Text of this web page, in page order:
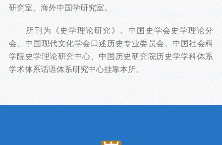
研究室、海外中国学研究室。
所刊为《史学理论研究》。中国史学会史学理论分
会、中国现代文化学会口述历史专业委员会、中国社会科
学院史学理论研究中心、中国历史研究院历史学学科体系
学术体系话语体系研究中心挂靠本所。